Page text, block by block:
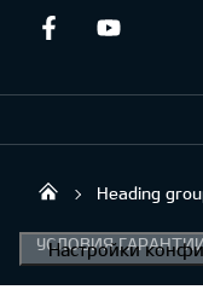
Facebook
Sirtaki OÜ
Heading
УСЛОВИЯ